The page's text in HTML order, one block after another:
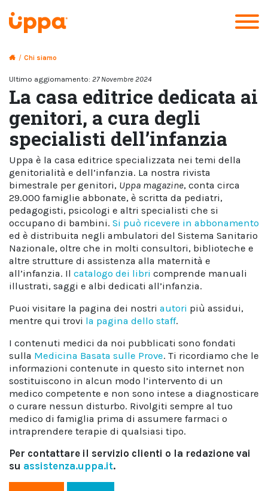
/ Chi siamo
Ultimo aggiornamento: 27 Novembre 2024
La casa editrice dedicata ai
genitori, a cura degli
specialisti dell’infanzia
Uppa è la casa editrice specializzata nei temi della
genitorialità e dell’infanzia. La nostra rivista
bimestrale per genitori, Uppa magazine, conta circa
29.000 famiglie abbonate, è scritta da pediatri,
pedagogisti, psicologi e altri specialisti che si
occupano di bambini. Si può ricevere in abbonamento
ed è distribuita negli ambulatori del Sistema Sanitario
Nazionale, oltre che in molti consultori, biblioteche e
altre strutture di assistenza alla maternità e
all’infanzia. Il catalogo dei libri comprende manuali
illustrati, saggi e albi dedicati all’infanzia.
Puoi visitare la pagina dei nostri autori più assidui,
mentre qui trovi la pagina dello staff.
I contenuti medici da noi pubblicati sono fondati
sulla Medicina Basata sulle Prove. Ti ricordiamo che le
informazioni contenute in questo sito internet non
sostituiscono in alcun modo l’intervento di un
medico competente e non sono intese a diagnosticare
o curare nessun disturbo. Rivolgiti sempre al tuo
medico di famiglia prima di assumere farmaci o
intraprendere terapie di qualsiasi tipo.
Per contattare il servizio clienti o la redazione vai
su assistenza.uppa.it.